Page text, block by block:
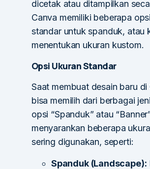
dicetak atau ditampilkan
Canva memiliki beberapa
standar untuk spanduk, atau
menentukan ukuran kustom.
Opsi Ukuran Standar
Saat membuat desain baru di
bisa memilih dari berbagai
opsi “Spanduk” atau
menyarankan beberapa
sering digunakan, seperti:
Spanduk (Landscape):